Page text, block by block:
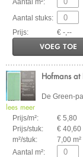
Aantal stuks:
Prijs:
€ -,--
VOEG TOE
Hofmans
De Green-
lees meer
Prijs/m²:
€ 5,80
Prijs/stuk:
€ 40,60
m²/stuk:
7,00 m²
Aantal m²: